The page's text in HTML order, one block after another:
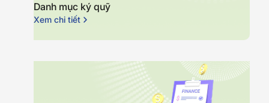
Danh mục ký quỹ
Xem chi tiết